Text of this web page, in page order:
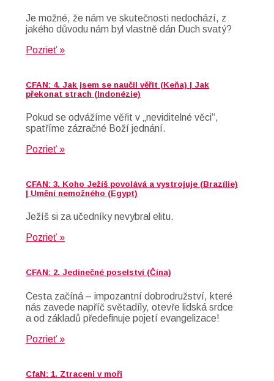
Je možné, že nám ve skutečnosti nedochází, z
jakého důvodu nám byl vlastně dán Duch svatý?
Pozrieť »
CFAN: 4. Jak jsem se naučil věřit (Keňa) | Jak
překonat strach (Indonézie)
Pokud se odvážíme věřit v „neviditelné věci“,
spatříme zázračné Boží jednání.
Pozrieť »
CFAN: 3. Koho Ježíš povolává a vystrojuje (Brazílie)
| Umění nemožného (Egypt)
Ježíš si za učedníky nevybral elitu.
Pozrieť »
CFAN: 2. Jedinečné poselství (Čína)
Cesta začíná – impozantní dobrodružství, které
nás zavede napříč světadíly, otevře lidská srdce
a od základů předefinuje pojetí evangelizace!
Pozrieť »
CfaN: 1. Ztraceni v moři